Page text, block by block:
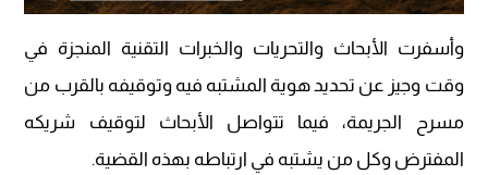
وأسفرت الأبحاث والتحريات والخبرات التقنية المنجزة في
وقت وجيز عن تحديد هوية المشتبه فيه وتوقيفه بالقرب من
مسرح الجريمة، فيما تتواصل الأبحاث لتوقيف شريكه
المفترض وكل من يشتبه في ارتباطه بهذه القضية.